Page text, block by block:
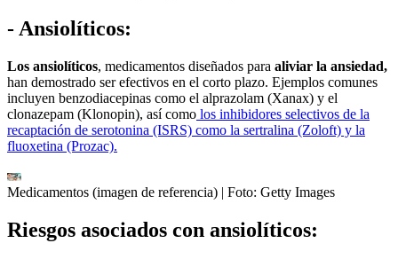
- Ansiolíticos:
Los ansiolíticos, medicamentos diseñados para aliviar la ansiedad,
han demostrado ser efectivos en el corto plazo. Ejemplos comunes
incluyen benzodiacepinas como el alprazolam (Xanax) y el
clonazepam (Klonopin), así como los inhibidores selectivos de la
recaptación de serotonina (ISRS) como la sertralina (Zoloft) y la
fluoxetina (Prozac).
Medicamentos (imagen de referencia) | Foto: Getty Images
Riesgos asociados con ansiolíticos: